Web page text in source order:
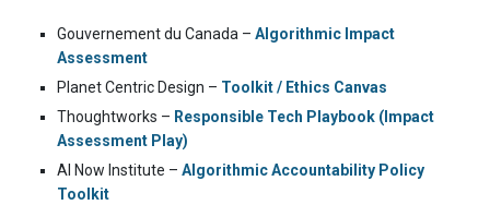
Gouvernement du Canada – Algorithmic Impact
Assessment
Planet Centric Design – Toolkit / Ethics Canvas
Thoughtworks – Responsible Tech Playbook (Impact
Assessment Play)
AI Now Institute – Algorithmic Accountability Policy
Toolkit